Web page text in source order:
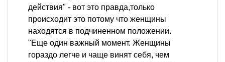
действия" - вот это правда,только
происходит это потому что женщины
находятся в подчиненном положении.
"Еще один важный момент. Женщины
гораздо легче и чаще винят себя, чем